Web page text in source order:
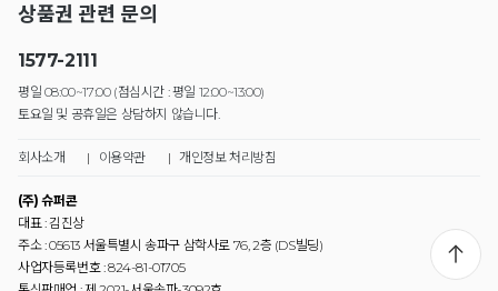
상품권 관련 문의
1577-2111
평일 08:00~17:00 (점심시간 : 평일 12:00~13:00)
토요일 및 공휴일은 상담하지 않습니다.
회사소개 | 이용약관 | 개인정보 처리방침
(주) 슈퍼콘
대표 : 김진상
주소 : 05613 서울특별시 송파구 삼학사로 76, 2층 (DS빌딩)
사업자등록번호 : 824-81-01705